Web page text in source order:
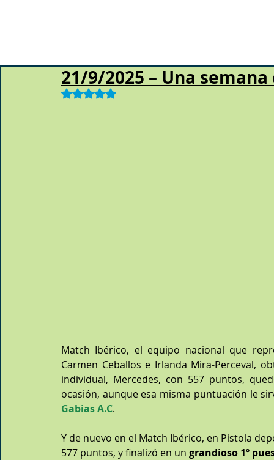
21/9/2025 – Una
Obtuvo NaN de 5 estrellas.
Match Ibérico, el equipo nacional que
Carmen Ceballos e Irlanda Mira-Perceval,
individual, Mercedes, con 557 puntos,
ocasión, aunque esa misma puntuación le
Gabias A.C.
Y de nuevo en el Match Ibérico, en Pistola
577 puntos, y finalizó en un grandioso 1º